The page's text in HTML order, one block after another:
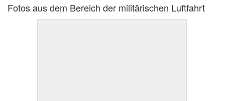
Fotos aus dem Bereich der militärischen Luftfahrt